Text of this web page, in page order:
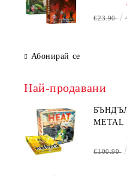
€23.90
Абонирай се
Най-продавани
БЪНДЪЛ
METAL
€100.90